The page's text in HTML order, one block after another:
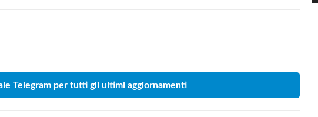
Telegram per tutti gli ultimi aggiornamenti